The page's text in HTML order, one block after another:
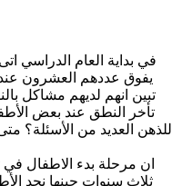
في بداية العام الدراسي
يفوق عددهم العشرون عند
تبين انهم لديهم مشاكل
تأخر النطق عند بعض
للذهن العديد من الأسئلة؟
ان مرحلة بدء الاطفال في
ثلاث سنوات حينها نجد